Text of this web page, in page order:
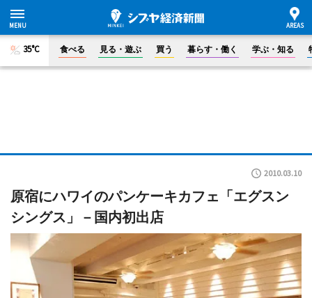
35°C 食べる 見る・遊ぶ 買う 暮らす・働く 学ぶ・知る
2010.03.10
原宿にハワイのパンケーキカフェ「エグスン
シングス」－国内初出店